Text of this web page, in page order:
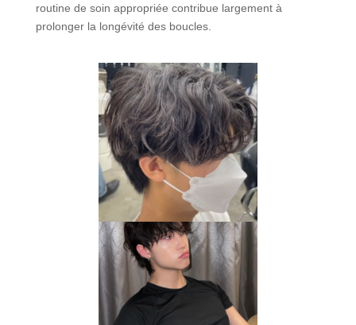
routine de soin appropriée contribue largement à
prolonger la longévité des boucles.